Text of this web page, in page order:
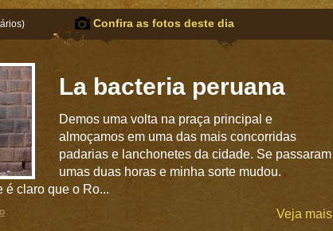
) Confira as fotos deste dia
La bacteria peruana
Demos uma volta na praça principal e
almoçamos em uma das mais concorridas
padarias e lanchonetes da cidade. Se passaram
umas duas horas e minha sorte mudou.
é claro que o Ro...
Veja mais